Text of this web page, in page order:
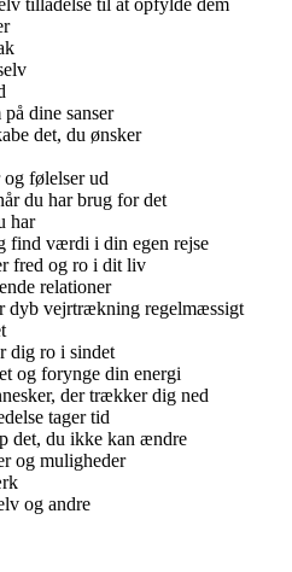
dine sanser
det, du ønsker
følelser ud
du har brug for det
har
find værdi i din egen rejse
fred og ro i dit liv
relationer
dyb vejrtrækning regelmæssigt
dig ro i sindet
og forynge din energi
der trækker dig ned
tager tid
det, du ikke kan ændre
og muligheder
og andre